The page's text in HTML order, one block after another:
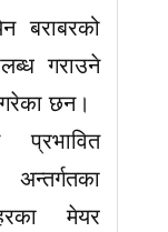
बराबरको
गराउने
छन।
प्रभावित
मेयर